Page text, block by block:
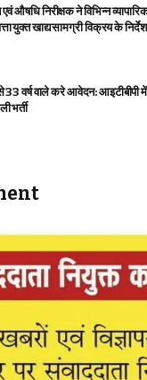
एवं औषधि निरीक्षक ने विभिन्न
युक्त खाद्य सामग्री विक्रय के निर्देश
33 वर्ष वाले करे आवेदन: आइटीबीपी
भर्ती